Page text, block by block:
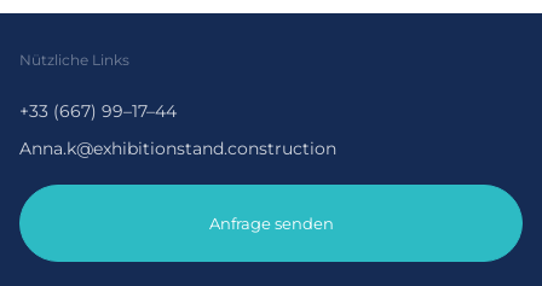
Nützliche Links
+33 (667) 99–17–44
Anna.k@exhibitionstand.construction
Anfrage senden